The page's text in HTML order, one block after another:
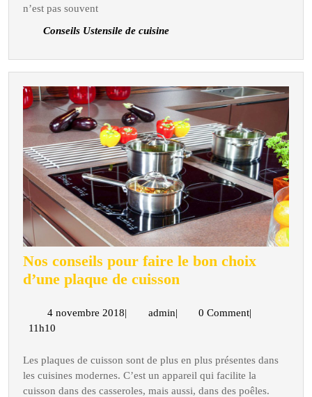
?
n’est pas souvent
Conseils Ustensile de cuisine
Nos conseils pour faire le bon choix
d’une plaque de cuisson
pour
bon
choix
4 novembre 20184| adminadmin
| 0 Comment|
11h10
Les plaques de cuisson sont de plus en plus présentes dans
les cuisines modernes. C’est un appareil qui facilite la
cuisson dans des casseroles, mais aussi, dans des poêles.